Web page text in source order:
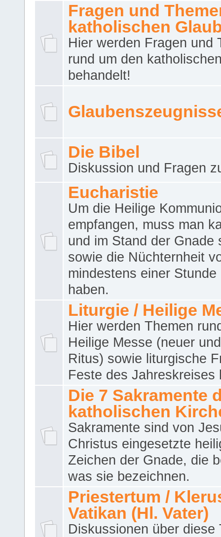
Fragen und
katholischen
Hier werden Fragen und
rund um den
behandelt!
Die Bibel
Diskussion und Fragen
Eucharistie
Um die Heilige
empfangen, muss man
und im Stand der Gnade
sowie die Nüchternheit
mindestens einer Stunde
haben.
Liturgie / Heilige
Hier werden Themen
Heilige Messe (neuer
Ritus) sowie liturgische
Feste des Jahreskreises
Die 7 Sakramente
katholischen
Sakramente sind von
Christus eingesetzte
Zeichen der Gnade, die
was sie bezeichnen.
Priestertum /
Vatikan (Hl. Vater)
Diskussionen über diese